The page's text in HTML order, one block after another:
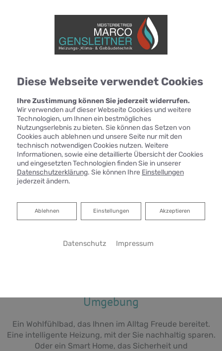
Marco Gensleitner – Ihr Experte für
Umgebung
Ein Wohlfühlbad, das Ihnen im Alltag Freude bereitet.
Eine intelligente Heizung, mit der Sie nachhaltig sparen.
Oder ein Smart Home, das Sicherheit und
Diese Webseite verwendet Cookies
Ihre Zustimmung können Sie jederzeit widerrufen.
Wir verwenden auf dieser Webseite Cookies und weitere
Technologien, um Ihnen ein bestmögliches
Nutzungserlebnis zu bieten. Sie können das Setzen von
Cookies auch ablehnen und unsere Seite nur mit den
technisch notwendigen Cookies nutzen. Weitere
Informationen, sowie eine detaillierte Übersicht der Cookies
und eingesetzten Technologien finden Sie in unserer
Datenschutzerklärung. Sie können Ihre Einstellungen
jederzeit ändern.
Akzeptieren
Einstellungen
Ablehnen
Ablehnen
Datenschutz Impressum